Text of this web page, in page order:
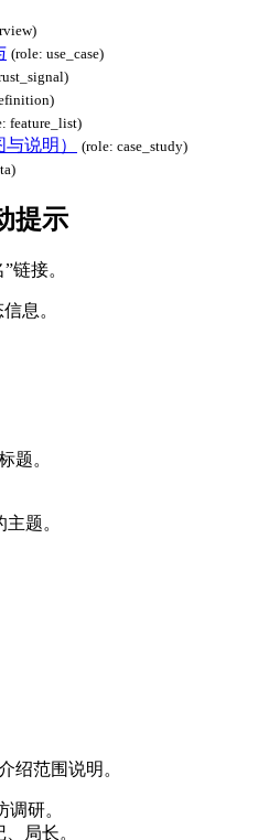
(role: use_case)
feature_list)
说明） (role: case_study)
提示
链接。
息。
题。
题。
绍范围说明。
研。
局长。